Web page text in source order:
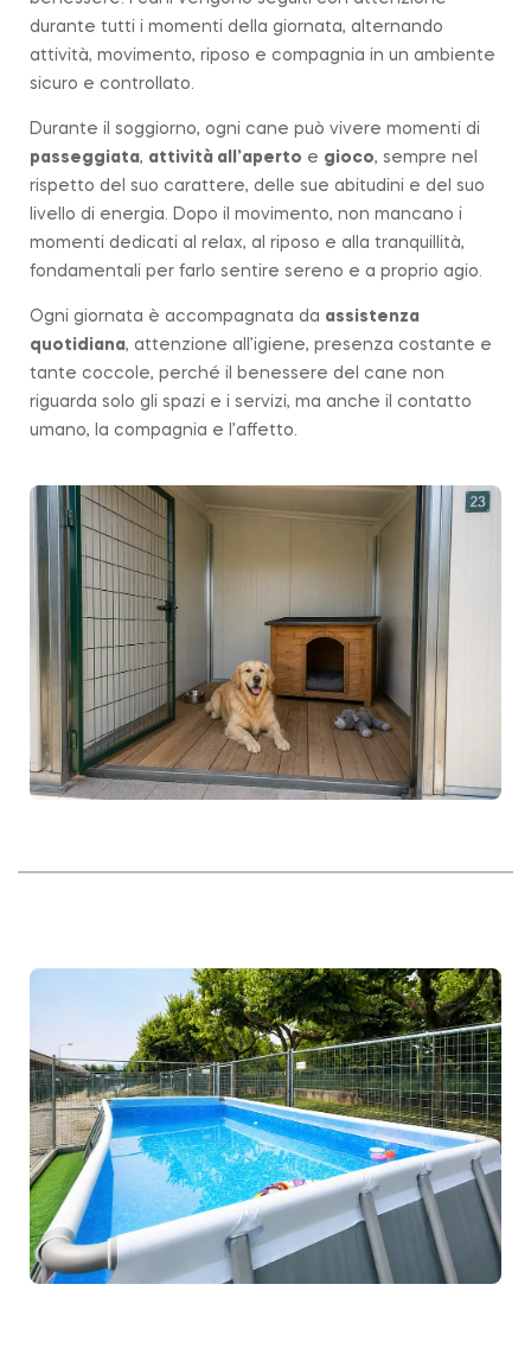
durante tutti i momenti della giornata, alternando
attività, movimento, riposo e compagnia in un ambiente
sicuro e controllato.
Durante il soggiorno, ogni cane può vivere momenti di
passeggiata, attività all’aperto e gioco, sempre nel
rispetto del suo carattere, delle sue abitudini e del suo
livello di energia. Dopo il movimento, non mancano i
momenti dedicati al relax, al riposo e alla tranquillità,
fondamentali per farlo sentire sereno e a proprio agio.
Ogni giornata è accompagnata da assistenza
quotidiana, attenzione all’igiene, presenza costante e
tante coccole, perché il benessere del cane non
riguarda solo gli spazi e i servizi, ma anche il contatto
umano, la compagnia e l’affetto.